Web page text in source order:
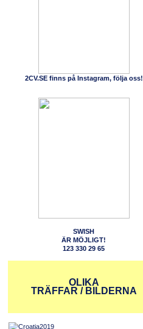
2CV.SE finns på Instagram, följa oss!
SWISH
ÄR MÖJLIGT!
123 330 29 65
OLIKA
TRÄFFAR / BILDERNA